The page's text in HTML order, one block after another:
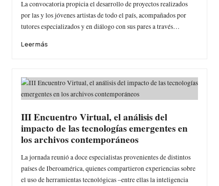
La convocatoria propicia el desarrollo de proyectos realizados
por las y los jóvenes artistas de todo el país, acompañados por
tutores especializados y en diálogo con sus pares a través…
Leer más
III Encuentro Virtual, el análisis del
impacto de las tecnologías emergentes en
los archivos contemporáneos
La jornada reunió a doce especialistas provenientes de distintos
países de Iberoamérica, quienes compartieron experiencias sobre
el uso de herramientas tecnológicas –entre ellas la inteligencia